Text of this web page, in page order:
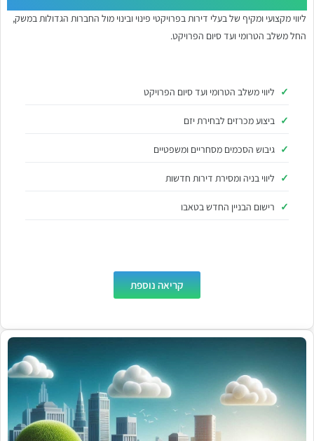
ליווי מקצועי ומקיף של בעלי דירות בפרויקטי פינוי ובינוי מול החברות הגדולות במשק,
החל משלב הטרומי ועד סיום הפרויקט.
ליווי משלב הטרומי ועד סיום הפרויקט
ביצוע מכרזים לבחירת יזם
גיבוש הסכמים מסחריים ומשפטיים
ליווי בניה ומסירת דירות חדשות
רישום הבניין החדש בטאבו
קריאה נוספת